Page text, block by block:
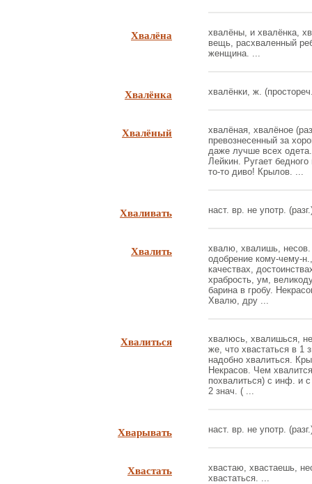
Хвалёна
хвалёны, и хвалёнка,
вещь, расхваленный
женщина. ...
Хвалёнка хвалёнки, ж.
Хвалёный
хвалёная, хвалёное
превознесенный за
даже лучше всех
Лейкин. Ругает
то-то диво! Крылов. ...
Хваливать наст. вр. не употр.
Хвалить
хвалю, хвалишь, несов.
одобрение кому-чему-
качествах,
храбрость, ум,
барина в гробу.
Хвалю, дру ...
Хвалиться
хвалюсь, хвалишься,
же, что хвастаться в 1
надобно хвалиться.
Некрасов. Чем
похвалиться) с инф. и
2 знач. ( ...
Хварывать наст. вр. не употр.
Хвастать
хвастаю, хвастаешь,
хвастаться. ...